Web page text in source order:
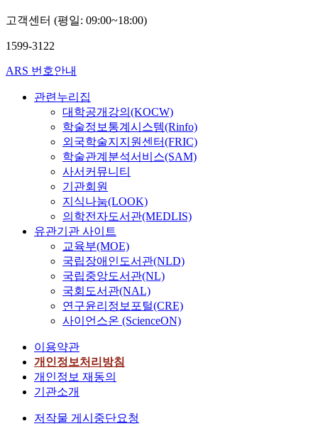
고객센터 (평일: 09:00~18:00)
1599-3122
ARS 번호안내
관련누리집
대학공개강의(KOCW)
학술정보통계시스템(Rinfo)
외국학술지지원센터(FRIC)
학술관계분석서비스(SAM)
사서커뮤니티
기관회원
지식나눔(LOOK)
의학전자도서관(MEDLIS)
유관기관 사이트
교육부(MOE)
국립장애인도서관(NLD)
국립중앙도서관(NL)
국회도서관(NAL)
연구윤리정보포털(CRE)
사이언스온 (ScienceON)
이용약관
개인정보처리방침
개인정보 재동의
기관소개
저작물 게시중단요청